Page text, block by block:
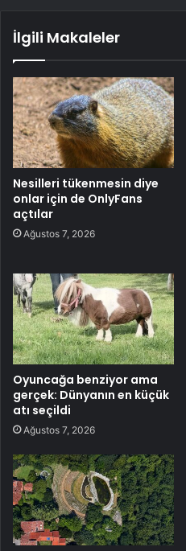
İlgili Makaleler
Nesilleri tükenmesin diye
onlar için de OnlyFans
açtılar
Ağustos 7, 2026
Oyuncağa benziyor ama
gerçek: Dünyanın en küçük
atı seçildi
Ağustos 7, 2026